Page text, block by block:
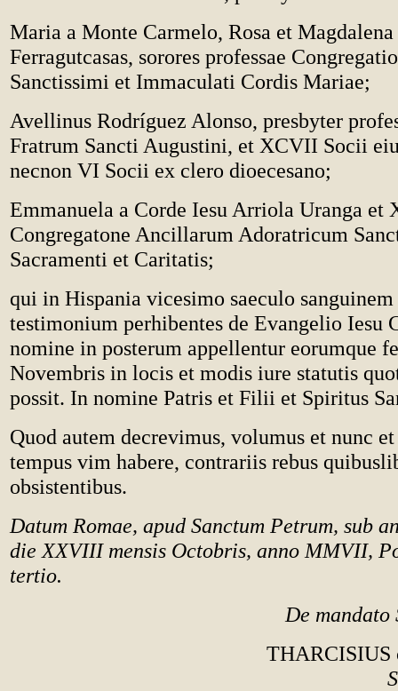
Maria a Monte Carmelo, Rosa et Magdalena
Ferragutcasas, sorores professae
Sanctissimi et Immaculati Cordis Mariae;
Avellinus Rodríguez Alonso, presbyter
Fratrum Sancti Augustini, et XCVII Socii
necnon VI Socii ex clero dioecesano;
Emmanuela a Corde Iesu Arriola Uranga et
Congregatone Ancillarum Adoratricum
Sacramenti et Caritatis;
qui in Hispania vicesimo saeculo
testimonium perhibentes de Evangelio Iesu
nomine in posterum appellentur eorumque
Novembris in locis et modis iure statutis
possit. In nomine Patris et Filii et Spiritus
Quod autem decrevimus, volumus et nunc
tempus vim habere, contrariis rebus
obsistentibus.
Datum Romae, apud Sanctum Petrum, sub
die XXVIII mensis Octobris, anno MMVII,
tertio.
De
THARCISIUS